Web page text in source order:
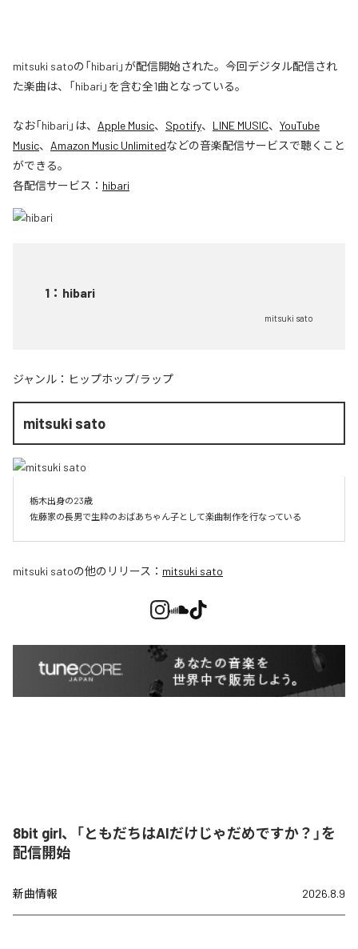
mitsuki satoの「hibari」が配信開始された。今回デジタル配信され
た楽曲は、「hibari」を含む全1曲となっている。
なお「hibari 」は、 Apple Music、 Spotify、 LINE MUSIC、 YouTube
Music、 Amazon Music Unlimitedなどの音楽配信サービスで聴くこと
ができる。
各配信サービス： hibari
1 ： hibari
mitsuki sato
ジャンル： ヒップホップ/ラップ
mitsuki sato
栃木出身の23歳
佐藤家の長男で生粋のおばあちゃん子として楽曲制作を行なっている
mitsuki satoの他のリリース： mitsuki sato
8bit girl、「ともだちはAIだけじゃだめですか？」を
配信開始
新曲情報 2026.8.9